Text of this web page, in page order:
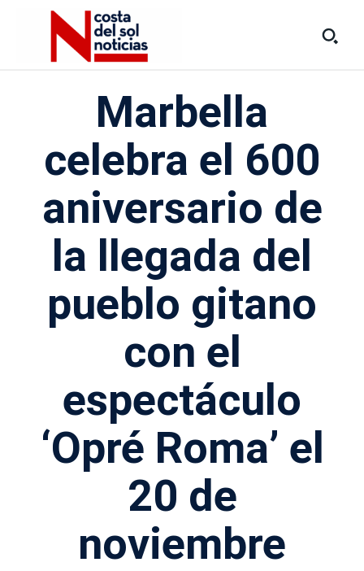
Marbella
celebra el 600
aniversario de
la llegada del
pueblo gitano
con el
espectáculo
‘Opré Roma’ el
20 de
noviembre